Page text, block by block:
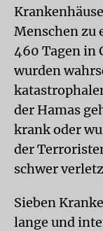
Menschen zu
460 Tagen in
wurden
der Hamas
krank oder
der
schwer
Sieben
lange und